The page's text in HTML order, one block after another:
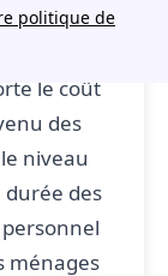
politique de
de
à
le coût
des
niveau
des
ménages